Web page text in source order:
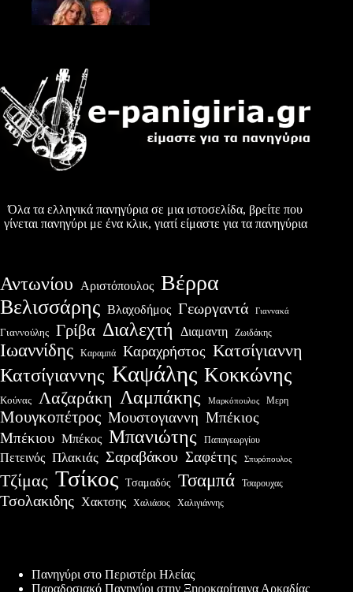
Όλα τα ελληνικά πανηγύρια σε μια ιστοσελίδα, βρείτε που
γίνεται πανηγύρι με ένα κλικ, γιατί είμαστε για τα πανηγύρια
Αντωνίου Αριστόπουλος Βέρρα
Βελισσάρης Βλαχοδήμος Γεωργαντά Γιαννακά
Γιαννούλης Γρίβα Διαλεχτή Διαμαντη Ζωιδάκης
Ιωαννίδης Καραμπά Καραχρήστος Κατσίγιαννη
Κατσίγιαννης Καψάλης Κοκκώνης
Κούνας Λαζαράκη Λαμπάκης Μαρκόπουλος Μερη
Μουγκοπέτρος Μουστογιαννη Μπέκιος
Μπέκιου Μπέκος Μπανιώτης Παπαγεωργίου
Πετεινός Πλακιάς Σαραβάκου Σαφέτης Σπυρόπουλος
Τζίμας Τσίκος Τσαμαδός Τσαμπά Τσαρουχας
Τσολακιδης Χακτσης Χαλιάσος Χαλιγιάννης
Πανηγύρι στο Περιστέρι Ηλείας
Παραδοσιακό Πανηγύρι στην Ξηροκαρίταινα Αρκαδίας